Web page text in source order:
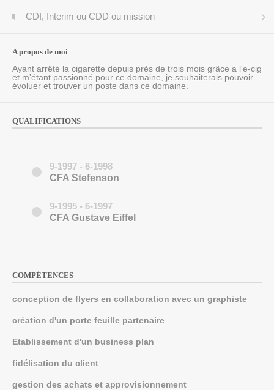
CDI, Interim ou CDD ou mission
A propos de moi
Ayant arrêté la cigarette depuis près de trois mois grâce a l'e-cig
et m'étant passionné pour ce domaine, je souhaiterais pouvoir
évoluer et trouver un poste dans ce domaine.
QUALIFICATIONS
9-1997 - 6-1998
CFA Stefenson
9-1995 - 6-1997
CFA Gustave Eiffel
COMPÉTENCES
conception de flyers en collaboration avec un graphiste
création d'un porte feuille partenaire
Etablissement d'un business plan
fidélisation du client
gestion des achats et approvisionnement